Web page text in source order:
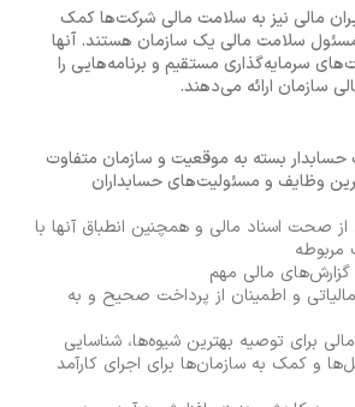
مالی نیز به سلامت مالی شرکت‌ها کمک
سلامت مالی یک سازمان هستند. آنها
سرمایه‌گذاری مستقیم و برنامه‌هایی را
سازمان ارائه می‌دهند.
حسابدار بسته به موقعیت و سازمان متفاوت
وظایف و مسئولیت‌های حسابداران
صحت اسناد مالی و همچنین انطباق آنها با
مربوطه
گزارش‌های مالی مهم
مالیاتی و اطمینان از پرداخت صحیح و به
برای توصیه بهترین شیوه‌ها، شناسایی
و کمک به سازمان‌ها برای اجرای کارآمد